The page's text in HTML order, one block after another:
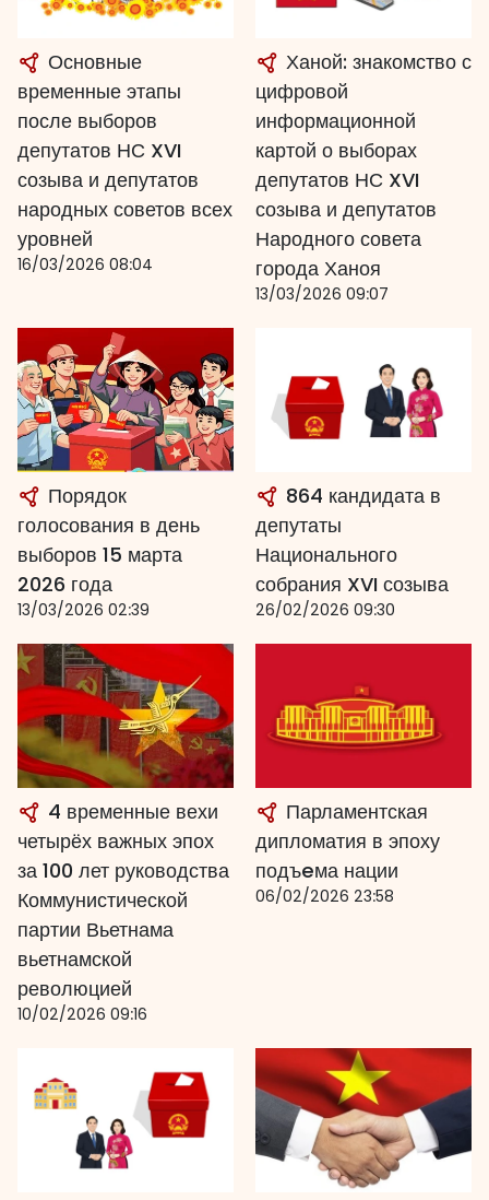
Основные
временные этапы
после выборов
депутатов НС XVI
созыва и депутатов
народных советов всех
уровней
16/03/2026 08:04
Ханой: знакомство с
цифровой
информационной
картой о выборах
депутатов НС XVI
созыва и депутатов
Народного совета
города Ханоя
13/03/2026 09:07
Порядок
голосования в день
выборов 15 марта
2026 года
13/03/2026 02:39
864 кандидата в
депутаты
Национального
собрания XVI созыва
26/02/2026 09:30
4 временные вехи
четырёх важных эпох
за 100 лет руководства
Коммунистической
партии Вьетнама
вьетнамской
революцией
10/02/2026 09:16
Парламентская
дипломатия в эпоху
подъeма нации
06/02/2026 23:58